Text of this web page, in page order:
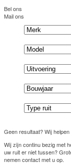
Bel ons
Mail ons
Geen resultaat? Wij
Wij zijn continu bezig met
uw ruit er niet tussen?
nemen contact met u op.